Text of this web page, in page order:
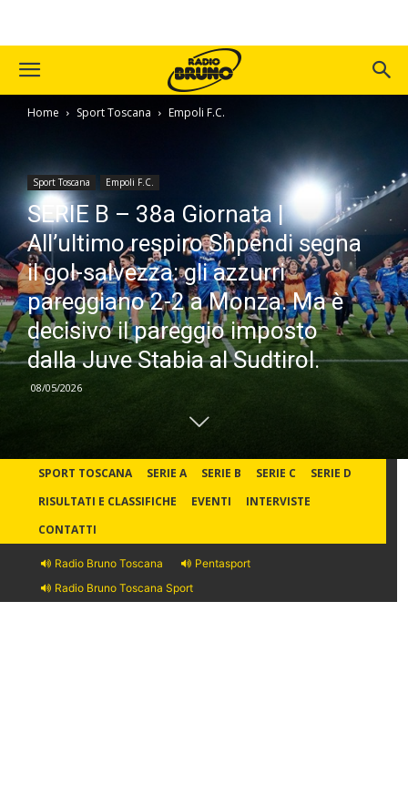
Home Sport Toscana Empoli F.C.
Sport Toscana Empoli F.C.
SERIE B – 38a Giornata |
All’ultimo respiro Shpendi segna
il gol-salvezza: gli azzurri
pareggiano 2-2 a Monza. Ma è
decisivo il pareggio imposto
dalla Juve Stabia al Sudtirol.
08/05/2026
SPORT TOSCANA SERIE A SERIE B SERIE C
SERIE D
RISULTATI E CLASSIFICHE
EVENTI
INTERVISTE
CONTATTI
Radio Bruno Toscana
Pentasport
Radio Bruno Toscana Sport